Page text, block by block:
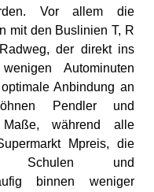
Vor allem die
mit den Buslinien T, R
der direkt ins
Autominuten
Anbindung an
Pendler und
während alle
Mpreis, die
Schulen und
binnen weniger